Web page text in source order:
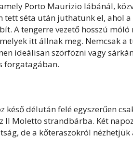
Porto Maurizio lábánál,
séta után juthatunk el, ahol
A tengerre vezető hosszú
itt állnak meg. Nemcsak a
ideálisan szörfözni vagy
forgatagában.
délután felé egyszerűen
Il Moletto strandbárba. Két
de a kőteraszokról nézhetjük